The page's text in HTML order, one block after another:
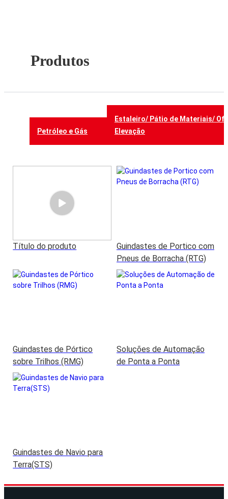
Produtos
Petróleo e Gás
Estaleiro/ Pátio de Materiais/
Elevação
Título do produto
Guindastes de Portico com
Pneus de Borracha (RTG)
Guindastes de Pórtico
sobre Trilhos (RMG)
Soluções de Automação
de Ponta a Ponta
Guindastes de Navio para
Terra(STS)